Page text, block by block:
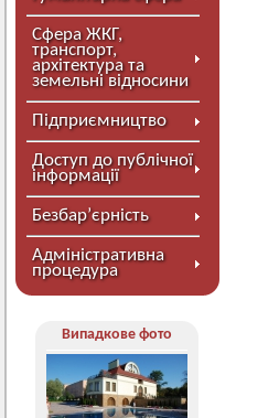
Сфера ЖКГ,
транспорт,
архітектура та
земельні відносини
Підприємництво
Доступ до публічної
інформації
Безбар’єрність
Адміністративна
процедура
Випадкове фото